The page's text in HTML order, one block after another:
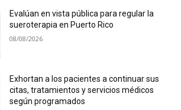
Evalúan en vista pública para regular la
sueroterapia en Puerto Rico
08/08/2026
Exhortan a los pacientes a continuar sus
citas, tratamientos y servicios médicos
según programados